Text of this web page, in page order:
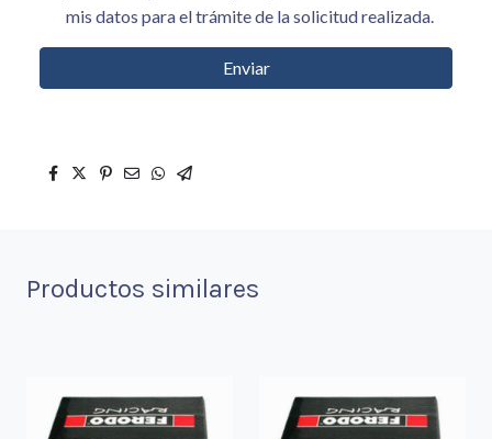
mis datos para el trámite de la solicitud realizada.
Enviar
Productos similares